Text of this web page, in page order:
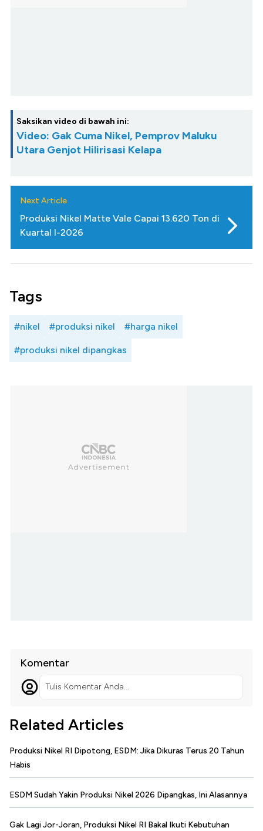
Saksikan video di bawah ini:
Video: Gak Cuma Nikel, Pemprov Maluku
Utara Genjot Hilirisasi Kelapa
Next Article
Produksi Nikel Matte Vale Capai 13.620 Ton di
Kuartal I-2026
Tags
#nikel #produksi nikel #harga nikel
#produksi nikel dipangkas
Komentar
Tulis Komentar Anda...
Related Articles
Produksi Nikel RI Dipotong, ESDM: Jika Dikuras Terus 20 Tahun
Habis
ESDM Sudah Yakin Produksi Nikel 2026 Dipangkas, Ini Alasannya
Gak Lagi Jor-Joran, Produksi Nikel RI Bakal Ikuti Kebutuhan